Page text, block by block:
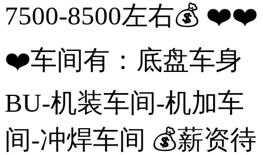
7500-8500左右💰 ❤️❤️
❤️车间有：底盘车身
BU-机装车间-机加车
间-冲焊车间 💰薪资待